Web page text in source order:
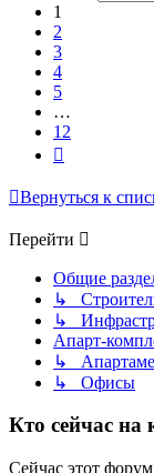
1
2
3
4
5
…
12
Вернуться к
Перейти
Общие
↳
↳
Апарт-
↳
↳ Офисы
Кто сейчас на
Сейчас этот